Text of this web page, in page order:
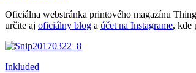
Oficiálna webstránka printového magazínu
určite aj oficiálny blog a účet na Instagrame, kde
Inkluded